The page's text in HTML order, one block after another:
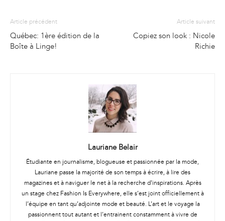
Article précédent
Québec: 1ère édition de la
Boîte à Linge!
Article suivant
Copiez son look : Nicole
Richie
Lauriane Belair
Étudiante en journalisme, blogueuse et passionnée par la mode,
Lauriane passe la majorité de son temps à écrire, à lire des
magazines et à naviguer le net à la recherche d’inspirations. Après
un stage chez Fashion Is Everywhere, elle s’est joint officiellement à
l’équipe en tant qu’adjointe mode et beauté. L’art et le voyage la
passionnent tout autant et l’entrainent constamment à vivre de